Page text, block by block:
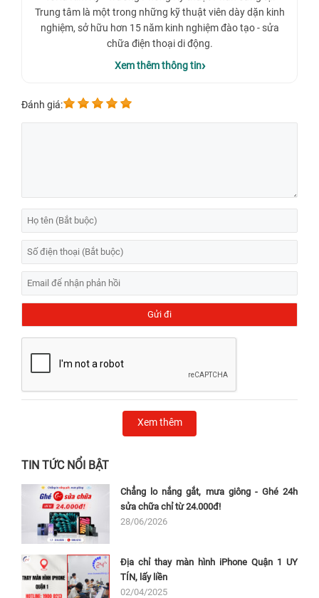
Trung tâm là một trong những kỹ thuật viên dày dặn kinh
nghiệm, sở hữu hơn 15 năm kinh nghiệm đào tạo - sửa
chữa điện thoại di động.
Xem thêm thông tin
Đánh giá:
Xem thêm
TIN TỨC NỔI BẬT
Chẳng lo nắng gắt, mưa giông - Ghé 24h
sửa chữa chỉ từ 24.000đ!
28/06/2026
Địa chỉ thay màn hình iPhone Quận 1 UY
TÍN, lấy liền
02/04/2025